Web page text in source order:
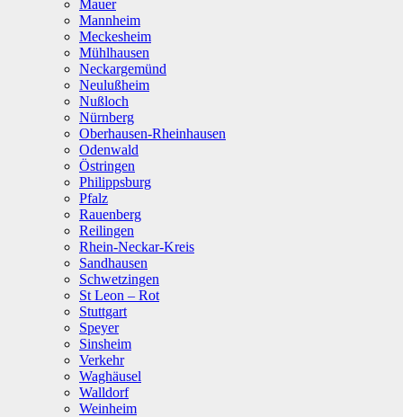
Mauer
Mannheim
Meckesheim
Mühlhausen
Neckargemünd
Neulußheim
Nußloch
Nürnberg
Oberhausen-Rheinhausen
Odenwald
Östringen
Philippsburg
Pfalz
Rauenberg
Reilingen
Rhein-Neckar-Kreis
Sandhausen
Schwetzingen
St Leon – Rot
Stuttgart
Speyer
Sinsheim
Verkehr
Waghäusel
Walldorf
Weinheim